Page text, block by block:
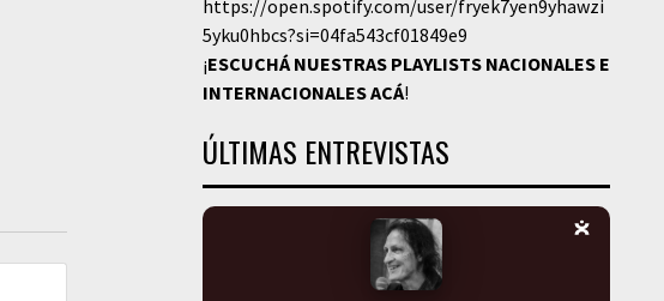
https://open.spotify.com/user/fryek7yen9yhawzi
5yku0hbcs?si=04fa543cf01849e9
¡ESCUCHÁ NUESTRAS PLAYLISTS NACIONALES E
INTERNACIONALESACÁ!
ÚLTIMAS ENTREVISTAS